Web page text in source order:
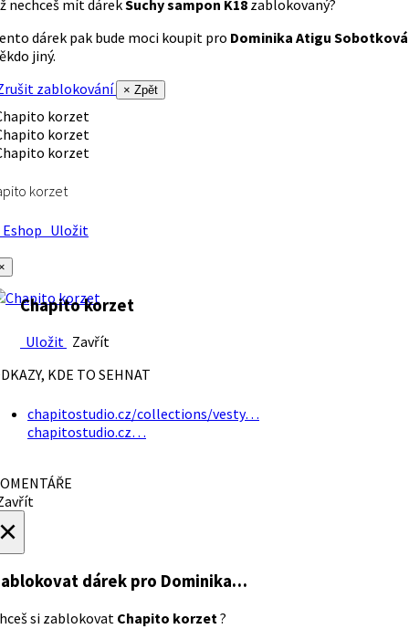
nechceš mít dárekSuchy sampon K18 zablokovaný?
dárek pak bude moci koupit pro Dominika Atigu Sobotková
jiný.
zablokování
× Zpět
korzet
Uložit
Chapito korzet
Uložit Zavřít
KDE TO SEHNAT
chapitostudio.cz/collections/vesty…
chapitostudio.cz…
dárek pro Dominika…
si zablokovat Chapito korzet?